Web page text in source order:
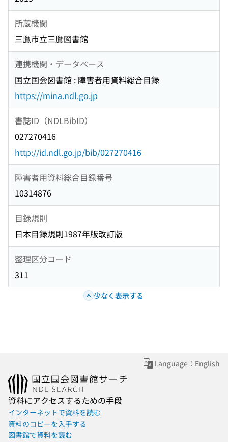
所蔵機関
三鷹市立三鷹図書館
連携機関・データベース
国立国会図書館 : 障害者用資料総合目録
https://mina.ndl.go.jp
書誌ID（NDLBibID）
027270416
http://id.ndl.go.jp/bib/027270416
障害者用資料総合目録番号
10314876
目録規則
日本目録規則1987年版改訂版
整理区分コード
311
少なく表示する
Language：English
資料にアクセスするための手段
インターネットで資料を読む
資料のコピーを入手する
図書館で資料を読む